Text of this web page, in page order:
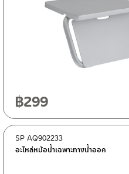
฿299
อะไหล่หม้อน้ำเฉพาะทางน้ำออก
SP AQ902233